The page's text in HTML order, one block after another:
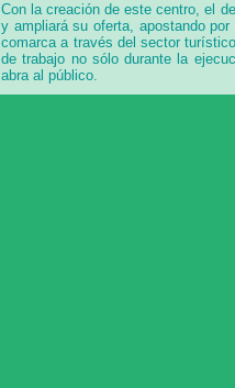
Con la creación de este centro, el
y ampliará su oferta, apostando
comarca a través del sector
de trabajo no sólo durante la
abra al público.